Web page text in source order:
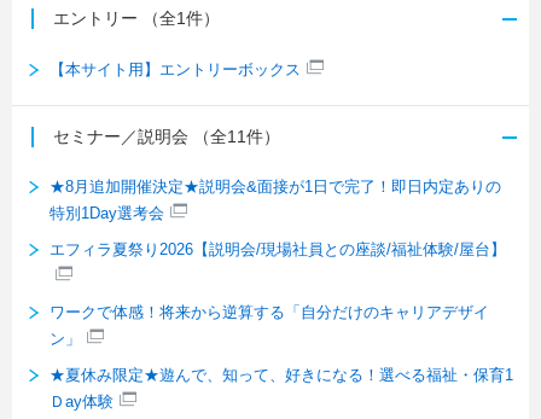
エントリー （全1件）
【本サイト用】エントリーボックス
セミナー／説明会 （全11件）
★8月追加開催決定★説明会&面接が1日で完了！即日内定ありの
特別1Day選考会
エフィラ夏祭り2026【説明会/現場社員との座談/福祉体験/屋台】
ワークで体感！将来から逆算する「自分だけのキャリアデザイ
ン」
★夏休み限定★遊んで、知って、好きになる！選べる福祉・保育1
Ｄay体験